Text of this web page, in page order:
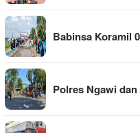
Babinsa Koramil
Polres Ngawi